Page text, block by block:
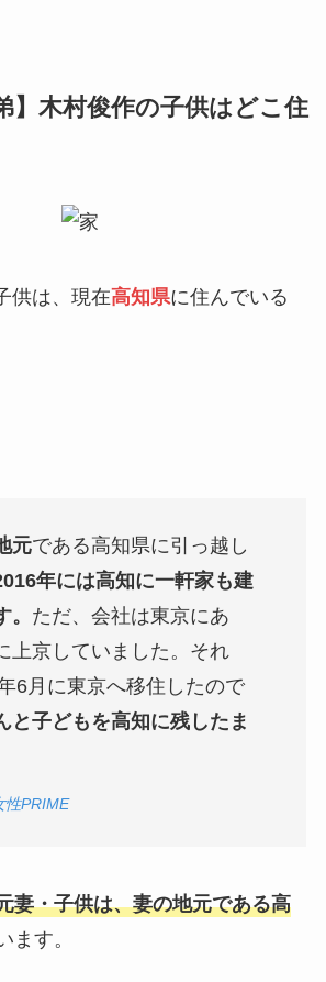
】木村俊作の子供はどこ住
供は、現在高知県に住んでいる
元である高知県に引っ越し
年には高知に一軒家も建
ただ、会社は東京にあ
上京していました。それ
6月に東京へ移住したので
と子どもを高知に残したま
性PRIME
妻・子供は、妻の地元である高
ます。